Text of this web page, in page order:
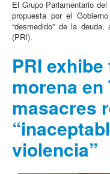
El Grupo Parlamentario
propuesta por el
“desmedido” de la
(PRI).
PRI
morena en
masacres
violencia”